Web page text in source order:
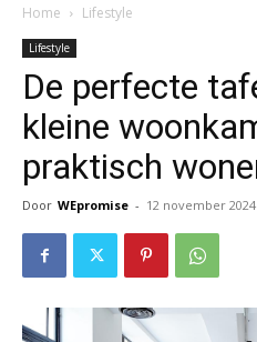
Home Lifestyle
Lifestyle
De perfecte
kleine
praktisch
Door WEpromise - 12 november 2024